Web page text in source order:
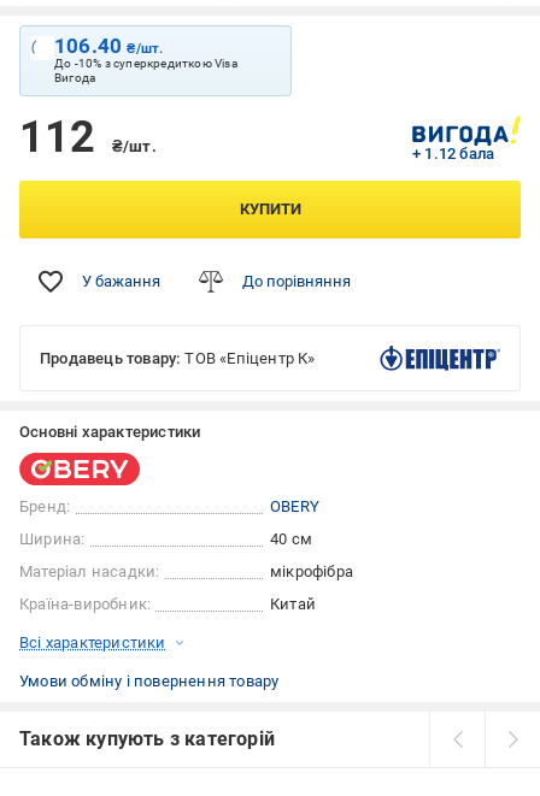
106.40₴/шт.
До -10% з суперкредиткою Visa
Вигода
112 ₴/шт. + 1.12 бала
КУПИТИ
У бажання До порівняння
Продавець товару: ТОВ «Епіцентр К»
Основні характеристики
Бренд:
OBERY
Ширина:
40 см
Матеріал насадки:
мікрофібра
Країна-виробник:
Китай
Всі характеристики
Умови обміну і повернення товару
Також купують з категорій